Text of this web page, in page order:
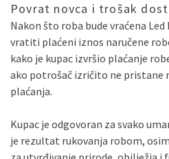
Povrat novca i trošak
Nakon što roba bude vraćena
vratiti plaćeni iznos naručene
kako je kupac izvršio plaćanje
ako potrošač izričito ne pristane
plaćanja.
Kupac je odgovoran za svako
je rezultat rukovanja robom,